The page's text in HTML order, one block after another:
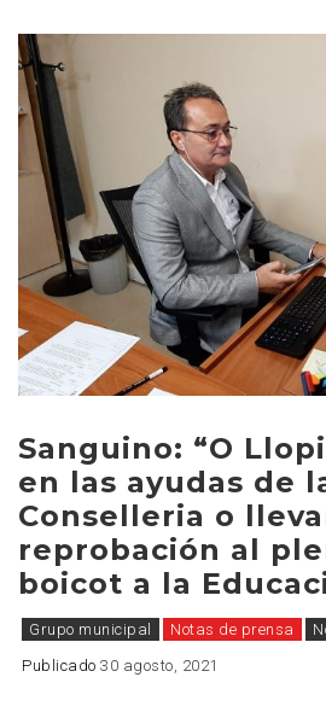
Sanguino: “O
en las ayudas de
Conselleria o
reprobación al
boicot a la
Grupo municipal Notas de prensa
Publicado 30 agosto, 2021